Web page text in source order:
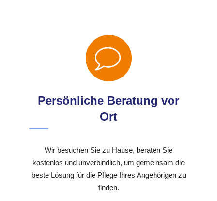
Persönliche Beratung vor
Ort
Wir besuchen Sie zu Hause, beraten Sie
kostenlos und unverbindlich, um gemeinsam die
beste Lösung für die Pflege Ihres Angehörigen zu
finden.